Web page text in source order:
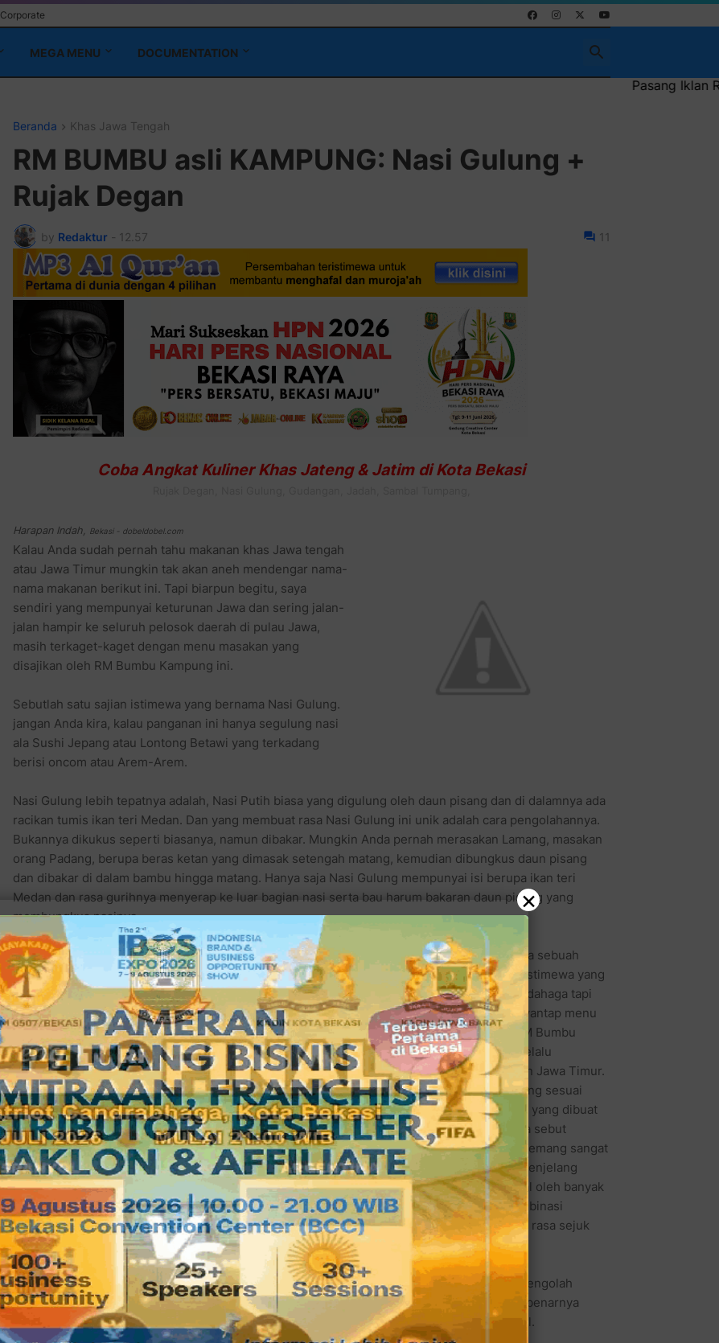
Corporate
MEGA MENU DOCUMENTATION
Pasang Iklan Running Text
Beranda Khas Jawa Tengah
RM BUMBU asli KAMPUNG: Nasi Gulung +
Rujak Degan
by Redaktur - 12.57 11
Coba Angkat Kuliner Khas Jateng & Jatim di Kota Bekasi
Harapan Indah, Bekasi - dobeldobel.com
Kalau Anda sudah pernah tahu makanan khas Jawa tengah
atau Jawa Timur mungkin tak akan aneh mendengar nama-
nama makanan berikut ini. Tapi biarpun begitu, saya
sendiri yang mempunyai keturunan Jawa dan sering jalan-
jalan hampir ke seluruh pelosok daerah di pulau Jawa,
masih terkaget-kaget dengan menu masakan yang
disajikan oleh RM Bumbu Kampung ini.
Sebutlah satu sajian istimewa yang bernama Nasi Gulung.
jangan Anda kira, kalau panganan ini hanya segulung nasi
ala Sushi Jepang atau Lontong Betawi yang terkadang
berisi oncom atau Arem-Arem.
Nasi Gulung lebih tepatnya adalah, Nasi Putih biasa yang digulung oleh daun pisang dan di dalamnya ada
racikan tumis ikan teri Medan. Dan yang membuat rasa Nasi Gulung ini unik adalah cara pengolahannya.
Bukannya dikukus seperti biasanya, namun dibakar. Mungkin Anda pernah merasakan Lamang, masakan
orang Padang, berupa beras ketan yang dimasak setengah matang, kemudian dibungkus daun pisang
dan dibakar di dalam bambu hingga matang. Hanya saja Nasi Gulung mempunyai isi berupa ikan teri
Medan dan rasa gurihnya menyerap ke luar bagian nasi serta bau harum bakaran daun pisang yang
membungkus nasinya.
Tentunya bila ada makanan unik dan lezat, maka sebuah
restoran yang baik akan menyajikan minuman istimewa yang
menyegarkan yang bukan saja menghilangkan dahaga tapi
bisa sekaligus menutup acara makan dari menyantap menu
utamanya. Sigit, sang pemilik dan pengelola RM Bumbu
Kampung menjelaskan bahwa di RM ini Kami selalu
menyajikan masakan khas Jawa tengah maupun Jawa Timur.
Namun kami berusaha untuk memberi nama yang sesuai
dengan nama aslinya. Misalnya minuman segar yang dibuat
dari kelapa muda dan gula merah Jawa, mereka sebut
dengan Rujak Degan, dan minuman segar ini memang sangat
nikmat bila diminum dengan es batu. Apalagi menjelang
bulan puasa nanti, Es Kelapa Muda yang dikenal oleh banyak
orang di daerah lain ini, memiliki rasa nikmat dan manis dari gula aren Jawa tersendiri. Kombinasi
putihnya kelapa muda dan air kelapa serta coklatnya gula aren Jawa pasti akan menggugah rasa sejuk
dan segar tersendiri.
Itulah sebabnya Sigit mengundang beberapa keluarga dan koleganya yang ahli di bidang mengolah
masakan untuk bergabung membangun usaha kuliner ini. jangan heran bila Sigit sendiri sebenarnya
sudah menjalankan usaha RM Masakan Padang bersama rekannya dengan sistem bagi hasil.
×